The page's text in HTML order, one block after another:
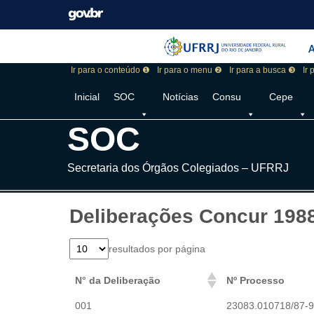
Pular barra institucional
Barra institucional
Ir para o conteúdo ❶ Ir para o menu ❷ Ir para a busca ❸ Ir
Inicial SOC Notícias Consu Cepe
SOC
Secretaria dos Órgãos Colegiados – UFRRJ
Deliberações Concur
resultados por página
N° da Deliberação Nº Processo
001 23083.010718/87-